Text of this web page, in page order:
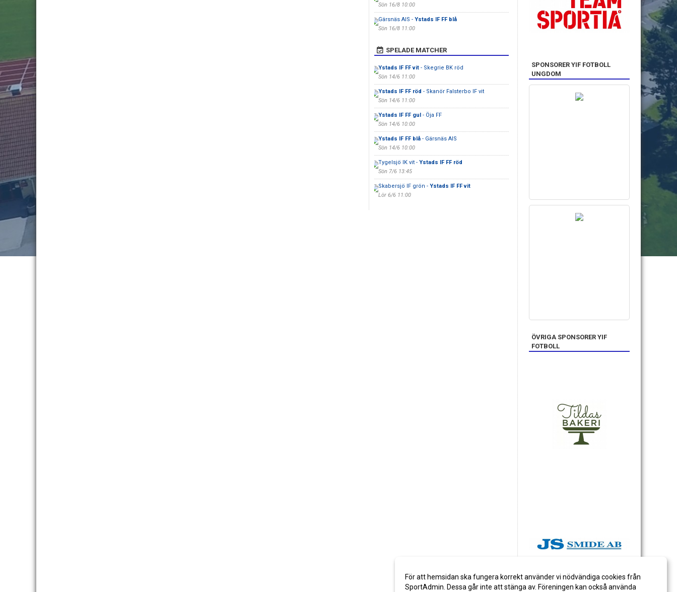
Sön 16/8 10:00
Gärsnäs AIS - Ystads IF FF blå
Sön 16/8 11:00
SPELADE MATCHER
Ystads IF FF vit- Skegrie BK röd
Sön 14/6 11:00
Ystads IF FF röd - Skanör Falsterbo IF vit
Sön 14/6 11:00
Ystads IF FF gul- Öja FF
Sön 14/6 10:00
Ystads IF FF blå- Gärsnäs AIS
Sön 14/6 10:00
Tygelsjö IK vit - Ystads IF FF röd
Sön 7/6 13:45
Skabersjö IF grön - Ystads IF FF vit
Lör 6/6 11:00
SPONSORER YIF FOTBOLL
UNGDOM
ÖVRIGA SPONSORER YIF
FOTBOLL
För att hemsidan ska fungera korrekt använder vi nödvändiga cookies från
SportAdmin. Dessa går inte att stänga av. Föreningen kan också använda